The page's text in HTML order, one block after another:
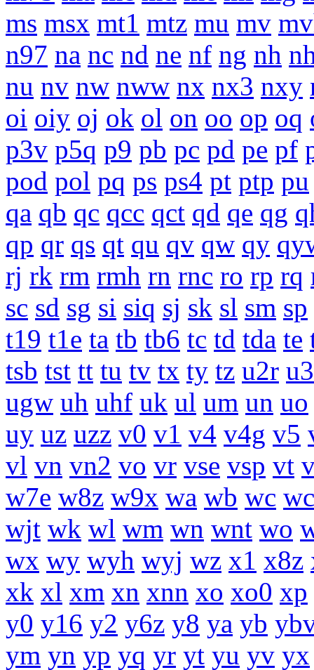
ms msx mt1 mtz mu mv
n97 na nc nd ne nf ng nh
nu nv nw nww nx nx3 nxy
oi oiy oj ok ol on oo op oq
p3v p5q p9 pb pc pd pe pf
pod pol pq ps ps4 pt ptp pu
qa qb qc qcc qct qd qe qg
qp qr qs qt qu qv qw qy
rj rk rm rmh rn rnc ro rp rq
sc sd sg si siq sj sk sl sm sp
t19 t1e ta tb tb6 tc td tda te
tsb tst tt tu tv tx ty tz u2r
ugw uh uhf uk ul um un uo
uy uz uzz v0 v1 v4 v4g v5
vl vn vn2 vo vr vse vsp vt
w7e w8z w9x wa wb wc
wjt wk wl wm wn wnt wo
wx wy wyh wyj wz x1 x8z
xk xl xm xn xnn xo xo0 xp
y0 y16 y2 y6z y8 ya yb
ym yn yp yq yr yt yu yv yx